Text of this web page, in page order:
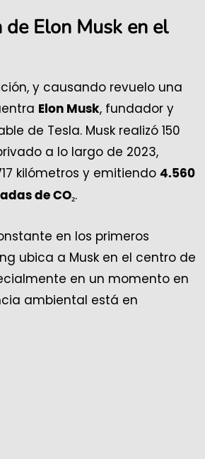
de Elon Musk en el
y causando revuelo una
Elon Musk, fundador y
de Tesla. Musk realizó 150
a lo largo de 2023,
kilómetros y emitiendo 4.560
de CO₂.
en los primeros
ubica a Musk en el centro de
en un momento en
ambiental está en